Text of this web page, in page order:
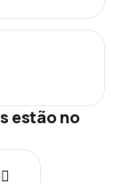
estão no